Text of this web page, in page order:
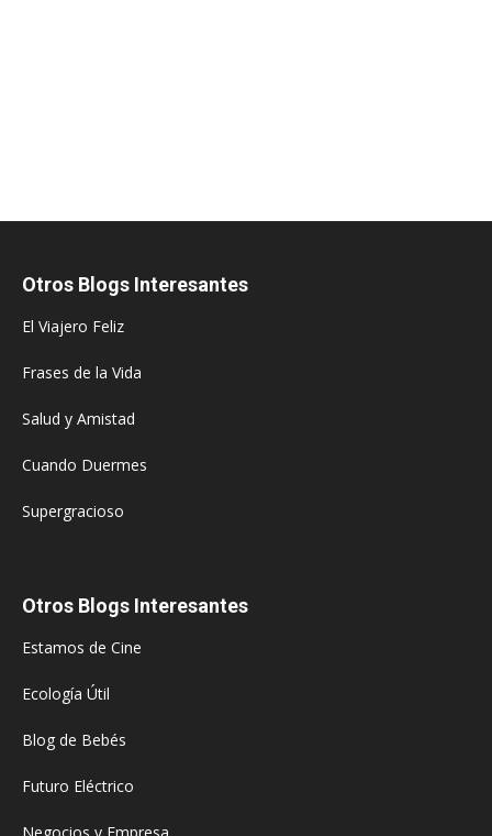
Otros Blogs Interesantes
El Viajero Feliz
Frases de la Vida
Salud y Amistad
Cuando Duermes
Supergracioso
Otros Blogs Interesantes
Estamos de Cine
Ecología Útil
Blog de Bebés
Futuro Eléctrico